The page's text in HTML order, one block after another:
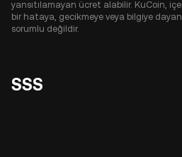
yansıtılamayan ücret alabilir. KuCoin,
bir hataya, gecikmeye veya bilgiye
sorumlu değildir.
SSS